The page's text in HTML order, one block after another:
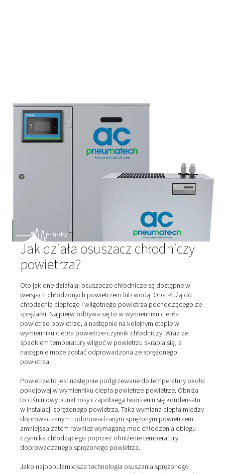
AD 15-4200 Non-Cycling Refrigeration
Pneumatech’s AD 15-4200 non-cycling refrigeration
designed to efficiently protect compressed air systems
moisture, making them ideal for a wide range of
applications.